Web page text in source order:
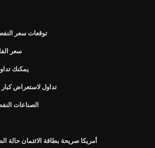
توقعات سعر
سعر
يمكنك
تداول لاستعراض
الصناعات
أمريكا صريحة بطاقة الائتمان حالة